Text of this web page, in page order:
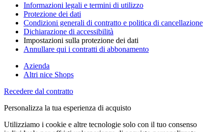
Informazioni legali e termini di utilizzo
Protezione dei dati
Condizioni generali di contratto e politica di cancellazione
Dichiarazione di accessibilità
Impostazioni sulla protezione dei dati
Annullare qui i contratti di abbonamento
Azienda
Altri nice Shops
Recedere dal contratto
Personalizza la tua esperienza di acquisto
Utilizziamo i cookie e altre tecnologie solo con il tuo consenso